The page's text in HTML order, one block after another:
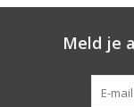
Meld je